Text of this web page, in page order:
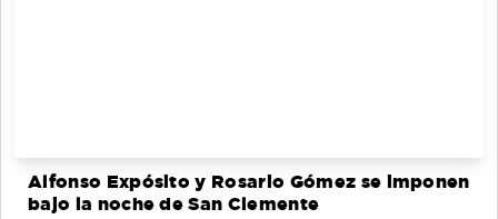
Alfonso Expósito y Rosario Gómez se imponen
bajo la noche de San Clemente